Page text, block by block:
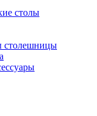
столы
столешницы